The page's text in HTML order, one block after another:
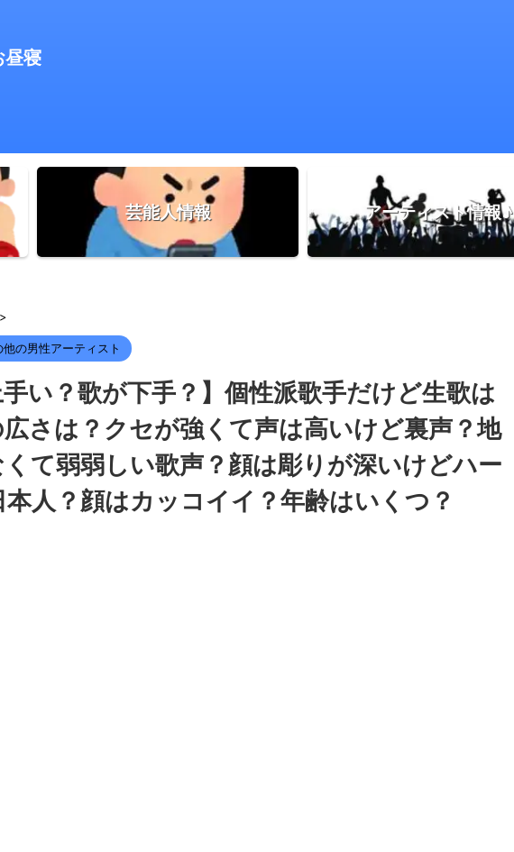
昼寝
芸能人情報 アーティスト情報♪
>
他の男性アーティスト
手い？歌が下手？】個性派歌手だけど生歌は
さは？クセが強くて声は高いけど裏声？地
て弱弱しい歌声？顔は彫りが深いけどハー
人？顔はカッコイイ？年齢はいくつ？